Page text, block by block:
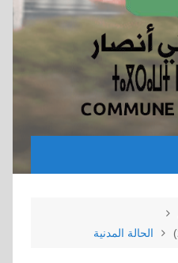
الحالة المدنية